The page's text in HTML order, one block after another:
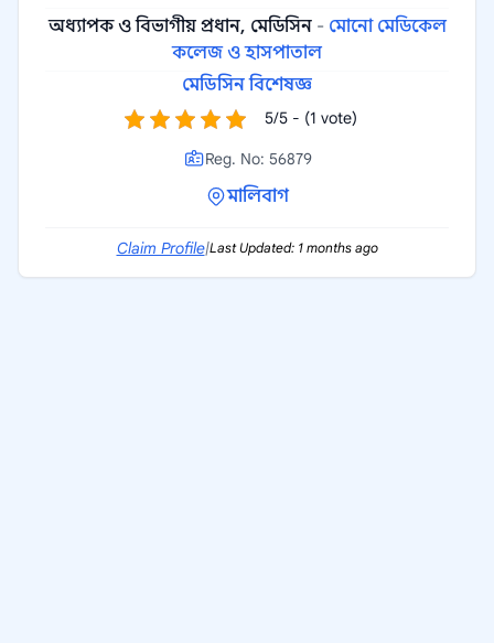
অধ্যাপক ও বিভাগীয় প্রধান, মেডিসিন - মোনো মেডিকেল
কলেজ ও হাসপাতাল
মেডিসিন বিশেষজ্ঞ
5/5 - (1 vote)
Reg. No: 56879
মালিবাগ
Claim Profile|Last Updated: 1 months ago